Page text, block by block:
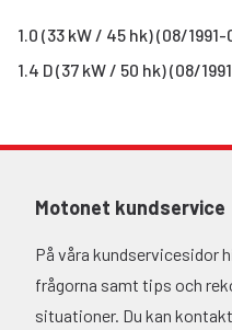
1.0 (33 kW / 45 hk) (08/
1.4 D (37 kW / 50 hk) (08/
Motonet kundservice
På våra kundservicesidor
frågorna samt tips och
situationer. Du kan